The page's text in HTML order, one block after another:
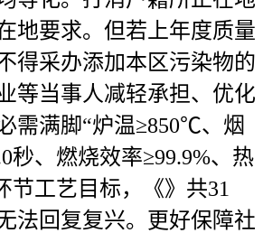
地要求。但若上年度质量
得采办添加本区污染物的
等当事人减轻承担、优化
需满脚“炉温≥850℃、烟
秒、燃烧效率≥99.9%、热
节工艺目标，《》共31
法回复复兴。更好保障社